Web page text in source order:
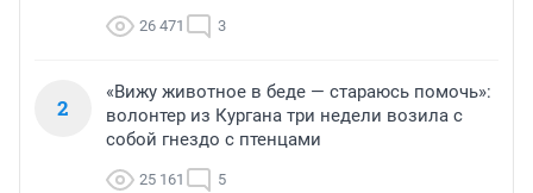
26 471 3
2
«Вижу животное в беде — стараюсь помочь»:
волонтер из Кургана три недели возила с
собой гнездо с птенцами
25 161 5